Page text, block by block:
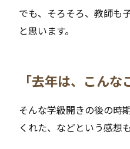
でも、そろそろ、教師も
と思います。
「去年は、こん
そんな学級開きの後の時
くれた、などという感想